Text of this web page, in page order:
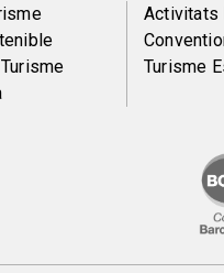
Peu
de
Activitats
Turisme